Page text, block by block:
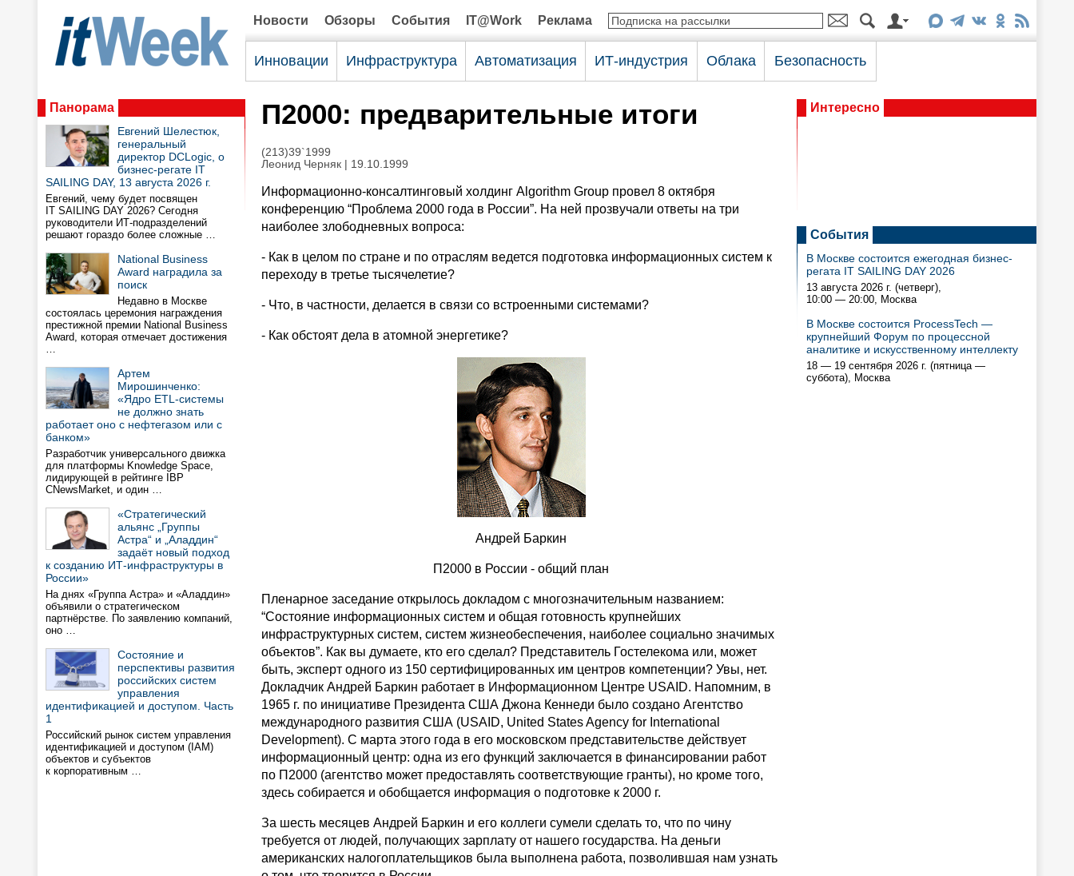
Новости Обзоры События IT@Work Реклама
Инновации Инфраструктура Автоматизация ИТ-индустрия Облака Безопасность
Панорама
Евгений Шелестюк,
генеральный
директор DCLogic, о
бизнес-регате IT
SAILING DAY, 13 августа 2026 г.
Евгений, чему будет посвящен
IT SAILING DAY 2026? Сегодня
руководители ИТ-подразделений
решают гораздо более сложные …
National Business
Award наградила за
поиск
Недавно в Москве
состоялась церемония награждения
престижной премии National Business
Award, которая отмечает достижения
…
Артем
Мирошинченко:
«Ядро ETL-системы
не должно знать
работает оно с нефтегазом или с
банком»
Разработчик универсального движка
для платформы Knowledge Space,
лидирующей в рейтинге IBP
CNewsMarket, и один …
«Стратегический
альянс „Группы
Астра“ и „Аладдин“
задаёт новый подход
к созданию ИТ-инфраструктуры в
России»
На днях «Группа Астра» и «Аладдин»
объявили о стратегическом
партнёрстве. По заявлению компаний,
оно …
Состояние и
перспективы развития
российских систем
управления
идентификацией и доступом. Часть
1
Российский рынок систем управления
идентификацией и доступом (IAM)
объектов и субъектов
к корпоративным …
П2000: предварительные итоги
(213)39`1999
Леонид Черняк | 19.10.1999
Информационно-консалтинговый холдинг Algorithm Group провел 8 октября
конференцию “Проблема 2000 года в России”. На ней прозвучали ответы на три
наиболее злободневных вопроса:
- Как в целом по стране и по отраслям ведется подготовка информационных систем к
переходу в третье тысячелетие?
- Что, в частности, делается в связи со встроенными системами?
- Как обстоят дела в атомной энергетике?
Андрей Баркин
П2000 в России - общий план
Пленарное заседание открылось докладом с многозначительным названием:
“Состояние информационных систем и общая готовность крупнейших
инфраструктурных систем, систем жизнеобеспечения, наиболее социально значимых
объектов”. Как вы думаете, кто его сделал? Представитель Гостелекома или, может
быть, эксперт одного из 150 сертифицированных им центров компетенции? Увы, нет.
Докладчик Андрей Баркин работает в Информационном Центре USAID. Напомним, в
1965 г. по инициативе Президента США Джона Кеннеди было создано Агентство
международного развития США (USAID, United States Agency for International
Development). С марта этого года в его московском представительстве действует
информационный центр: одна из его функций заключается в финансировании работ
по П2000 (агентство может предоставлять соответствующие гранты), но кроме того,
здесь собирается и обобщается информация о подготовке к 2000 г.
За шесть месяцев Андрей Баркин и его коллеги сумели сделать то, что по чину
требуется от людей, получающих зарплату от нашего государства. На деньги
американских налогоплательщиков была выполнена работа, позволившая нам узнать
Интересно
События
В Москве состоится ежегодная бизнес-
регата IT SAILING DAY 2026
13 августа 2026 г. (четверг),
10:00 — 20:00, Москва
В Москве состоится ProcessTech —
крупнейший Форум по процессной
аналитике и искусственному интеллекту
18 — 19 сентября 2026 г. (пятница —
суббота), Москва